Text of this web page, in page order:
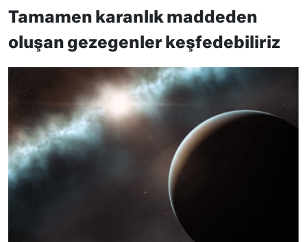
Tamamen karanlık maddeden
oluşan gezegenler keşfedebiliriz